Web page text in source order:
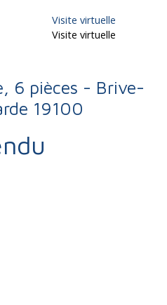
Visite virtuelle
Visite virtuelle
6 pièces - Brive-
19100